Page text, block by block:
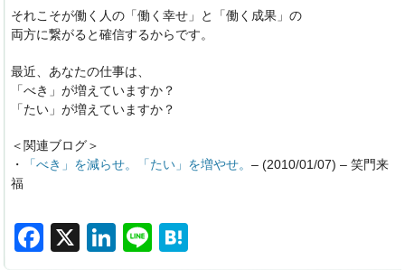
それこそが働く人の「働く幸せ」と「働く成果」の
両方に繋がると確信するからです。
最近、あなたの仕事は、
「べき」が増えていますか？
「たい」が増えていますか？
＜関連ブログ＞
・
「べき」を減らせ。「たい」を増やせ。– (2010/01/07) – 笑門来
福
F
X
Li
Li